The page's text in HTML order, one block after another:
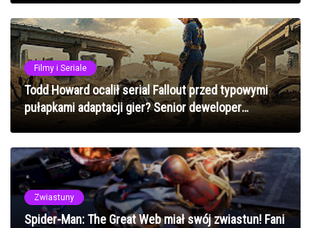
Filmy i Seriale
Todd Howard ocalił serial Fallout przed typowymi
pułapkami adaptacji gier? Senior deweloper
Zwiastuny
Spider-Man: The Great Web miał swój zwiastun! Fani